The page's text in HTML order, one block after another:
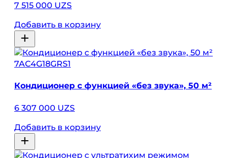
7 515 000 UZS
Добавить в корзину
7AC4G18GRS1
Кондиционер с функцией «без звука», 50 м²
6 307 000 UZS
Добавить в корзину